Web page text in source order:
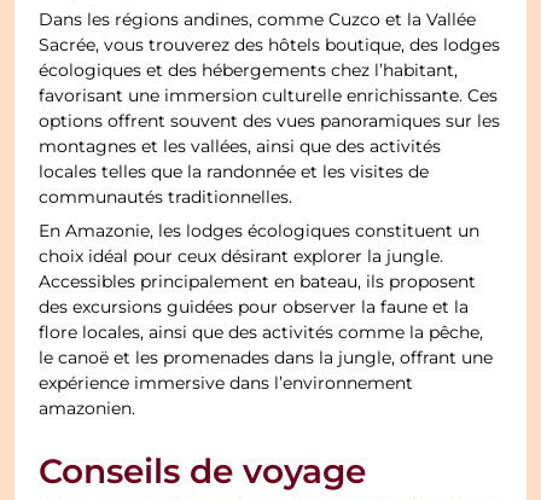
Dans les régions andines, comme Cuzco et la Vallée
Sacrée, vous trouverez des hôtels boutique, des lodges
écologiques et des hébergements chez l’habitant,
favorisant une immersion culturelle enrichissante. Ces
options offrent souvent des vues panoramiques sur les
montagnes et les vallées, ainsi que des activités
locales telles que la randonnée et les visites de
communautés traditionnelles.
En Amazonie, les lodges écologiques constituent un
choix idéal pour ceux désirant explorer la jungle.
Accessibles principalement en bateau, ils proposent
des excursions guidées pour observer la faune et la
flore locales, ainsi que des activités comme la pêche,
le canoë et les promenades dans la jungle, offrant une
expérience immersive dans l’environnement
amazonien.
Conseils de voyage